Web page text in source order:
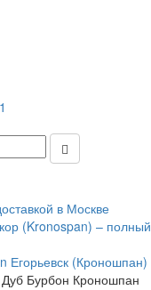
в Москве
(Kronospan) – полный
Егорьевск (Кроношпан)
Бурбон Кроношпан